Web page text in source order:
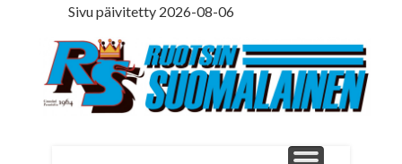
Sivu päivitetty 2026-08-06
ETUSIVU
PÄÄKIRJOITUS
MINNE MENNÄ
ILMOITUSOSASTO
LEHTITILAUS
NETTILEHTI
LEDARE PÅ SVENSKA
YHTEYSTIEDOT